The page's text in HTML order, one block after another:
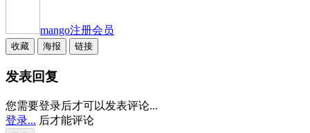
mango注册会员
收藏 海报 链接
发表回复
您需要登录后才可以发表评论...
登录... 后才能评论